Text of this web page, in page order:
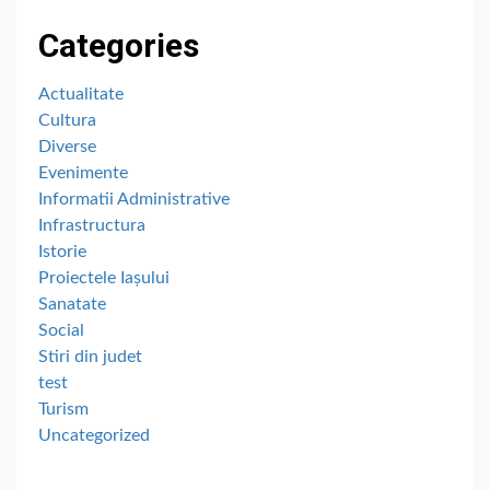
Categories
Actualitate
Cultura
Diverse
Evenimente
Informatii Administrative
Infrastructura
Istorie
Proiectele Iașului
Sanatate
Social
Stiri din judet
test
Turism
Uncategorized